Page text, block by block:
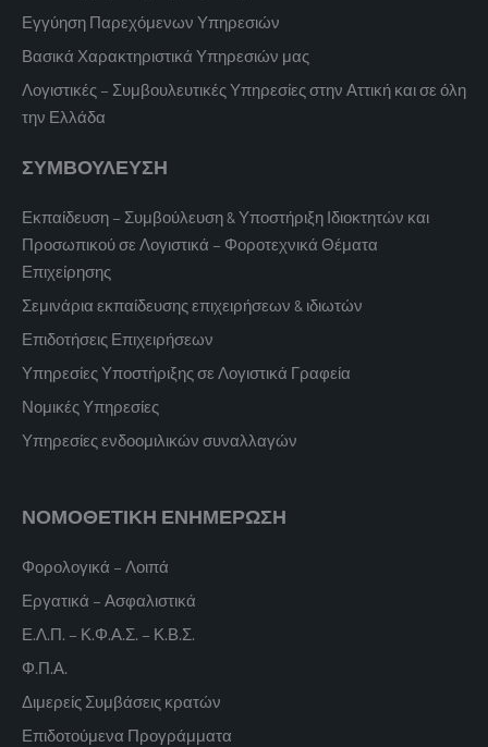
Εγγύηση Παρεχόμενων Υπηρεσιών
Βασικά Χαρακτηριστικά Υπηρεσιών μας
Λογιστικές – Συμβουλευτικές Υπηρεσίες στην Αττική και σε όλη
την Ελλάδα
ΣΥΜΒΟΥΛΕΥΣΗ
Εκπαίδευση – Συμβούλευση & Υποστήριξη Ιδιοκτητών και
Προσωπικού σε Λογιστικά – Φοροτεχνικά Θέματα
Επιχείρησης
Σεμινάρια εκπαίδευσης επιχειρήσεων & ιδιωτών
Επιδοτήσεις Επιχειρήσεων
Υπηρεσίες Υποστήριξης σε Λογιστικά Γραφεία
Νομικές Υπηρεσίες
Υπηρεσίες ενδοομιλικών συναλλαγών
ΝΟΜΟΘΕΤΙΚΗ ΕΝΗΜΕΡΩΣΗ
Φορολογικά – Λοιπά
Εργατικά – Ασφαλιστικά
Ε.Λ.Π. – Κ.Φ.Α.Σ. – Κ.Β.Σ.
Φ.Π.Α.
Διμερείς Συμβάσεις κρατών
Επιδοτούμενα Προγράμματα